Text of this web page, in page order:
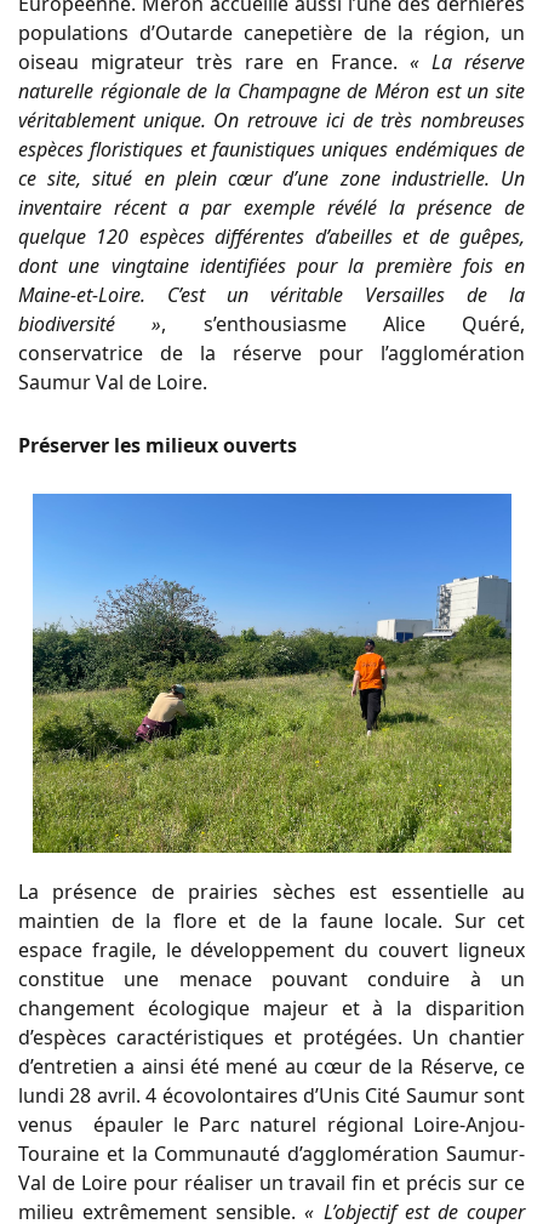
populations d’Outarde canepetière de la région, un
oiseau migrateur très rare en France. « La réserve
naturelle régionale de la Champagne de Méron est un site
véritablement unique. On retrouve ici de très nombreuses
espèces floristiques et faunistiques uniques endémiques de
ce site, situé en plein cœur d’une zone industrielle. Un
inventaire récent a par exemple révélé la présence de
quelque 120 espèces différentes d’abeilles et de guêpes,
dont une vingtaine identifiées pour la première fois en
Maine-et-Loire. C’est un véritable Versailles de la
biodiversité », s’enthousiasme Alice Quéré,
conservatrice de la réserve pour l’agglomération
Saumur Val de Loire.
Préserver les milieux ouverts
La présence de prairies sèches est essentielle au
maintien de la flore et de la faune locale. Sur cet
espace fragile, le développement du couvert ligneux
constitue une menace pouvant conduire à un
changement écologique majeur et à la disparition
d’espèces caractéristiques et protégées. Un chantier
d’entretien a ainsi été mené au cœur de la Réserve, ce
lundi 28 avril. 4 écovolontaires d’Unis Cité Saumur sont
venus épauler le Parc naturel régional Loire-Anjou-
Touraine et la Communauté d’agglomération Saumur-
Val de Loire pour réaliser un travail fin et précis sur ce
milieu extrêmement sensible.« L’objectif est de couper